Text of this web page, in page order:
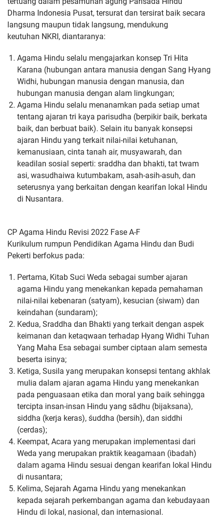
Dharma Indonesia Pusat, tersurat dan tersirat baik secara
langsung maupun tidak langsung, mendukung
keutuhan NKRI, diantaranya:
Agama Hindu selalu mengajarkan konsep Tri Hita
Karana (hubungan antara manusia dengan Sang Hyang
Widhi, hubungan manusia dengan manusia, dan
hubungan manusia dengan alam lingkungan;
Agama Hindu selalu menanamkan pada setiap umat
tentang ajaran tri kaya parisudha (berpikir baik, berkata
baik, dan berbuat baik). Selain itu banyak konsepsi
ajaran Hindu yang terkait nilai-nilai ketuhanan,
kemanusiaan, cinta tanah air, musyawarah, dan
keadilan sosial seperti: sraddha dan bhakti, tat twam
asi, wasudhaiwa kutumbakam, asah-asih-asuh, dan
seterusnya yang berkaitan dengan kearifan lokal Hindu
di Nusantara.
CP Agama Hindu Revisi 2022 Fase A-F
Kurikulum rumpun Pendidikan Agama Hindu dan Budi
Pekerti berfokus pada:
Pertama, Kitab Suci Weda sebagai sumber ajaran
agama Hindu yang menekankan kepada pemahaman
nilai-nilai kebenaran (satyam), kesucian (siwam) dan
keindahan (sundaram);
Kedua, Sraddha dan Bhakti yang terkait dengan aspek
keimanan dan ketaqwaan terhadap Hyang Widhi Tuhan
Yang Maha Esa sebagai sumber ciptaan alam semesta
beserta isinya;
Ketiga, Susila yang merupakan konsepsi tentang akhlak
mulia dalam ajaran agama Hindu yang menekankan
pada penguasaan etika dan moral yang baik sehingga
tercipta insan-insan Hindu yang sādhu (bijaksana),
siddha (kerja keras), śuddha (bersih), dan siddhi
(cerdas);
Keempat, Acara yang merupakan implementasi dari
Weda yang merupakan praktik keagamaan (ibadah)
dalam agama Hindu sesuai dengan kearifan lokal Hindu
di nusantara;
Kelima, Sejarah Agama Hindu yang menekankan
kepada sejarah perkembangan agama dan kebudayaan
Hindu di lokal, nasional, dan internasional.